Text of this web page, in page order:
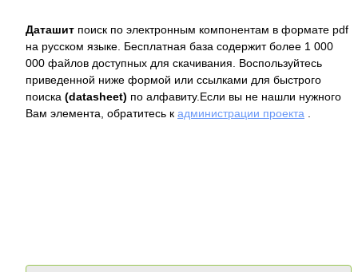
Даташит поиск по электронным компонентам в формате pdf
на русском языке. Бесплатная база содержит более 1 000
000 файлов доступных для скачивания. Воспользуйтесь
приведенной ниже формой или ссылками для быстрого
поиска (datasheet) по алфавиту.Если вы не нашли нужного
Вам элемента, обратитесь к администрации проекта